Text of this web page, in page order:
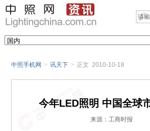
中照手机网 > 讯天下 > 正文 2010-10-18
今年LED照明 中国全球
来源：工商时报